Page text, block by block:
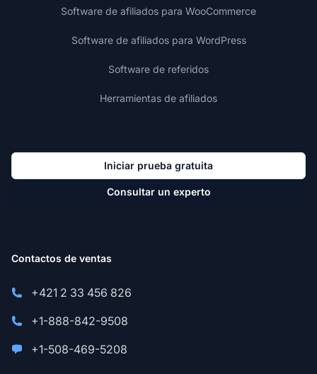
Software de afiliados para WooCommerce
Software de afiliados para WordPress
Software de referidos
Herramientas de afiliados
Iniciar prueba gratuita
Consultar un experto
Contactos de ventas
+421 2 33 456 826
+1-888-842-9508
+1-508-469-5208